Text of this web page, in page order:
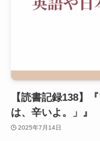
【読書記録138】
は、辛いよ。」』
2025年7月14日